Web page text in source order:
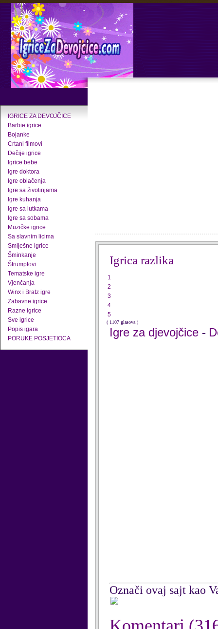
IGRICE ZA DEVOJČICE
Barbie igrice
Bojanke
Crtani filmovi
Dečije igrice
Igrice bebe
Igre doktora
Igre oblačenja
Igre sa životinjama
Igre kuhanja
Igre sa lutkama
Igre sa sobama
Muzičke igrice
Sa slavnim licima
Smiješne igrice
Šminkanje
Štrumpfovi
Tematske igre
Vjenčanja
Winx i Bratz igre
Zabavne igrice
Razne igrice
Sve igrice
Popis igara
PORUKE POSJETIOCA
Igrica razlika
1
2
3
4
5
( 1107 glasova )
Igre za djevojčice -
Označi ovaj sajt kao